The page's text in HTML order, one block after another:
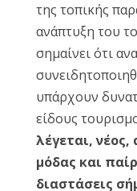
της τοπικής
ανάπτυξη του
σημαίνει ότι
υπάρχουν
είδους
λέγεται,
μόδας και
διαστάσεις